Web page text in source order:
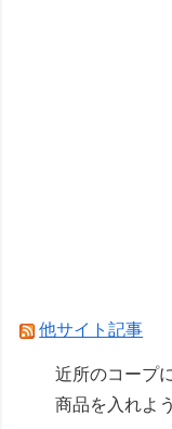
他サイト記事
近所のコープ
商品を入れよ